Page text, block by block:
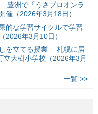
豊洲で「うさプロオンラ
催（2026年3月18日）
的な学習サイクルで学習
2026年3月10日）
を立てる授業— 札幌に届
立大樹小学校（2026年3月
一覧 >>